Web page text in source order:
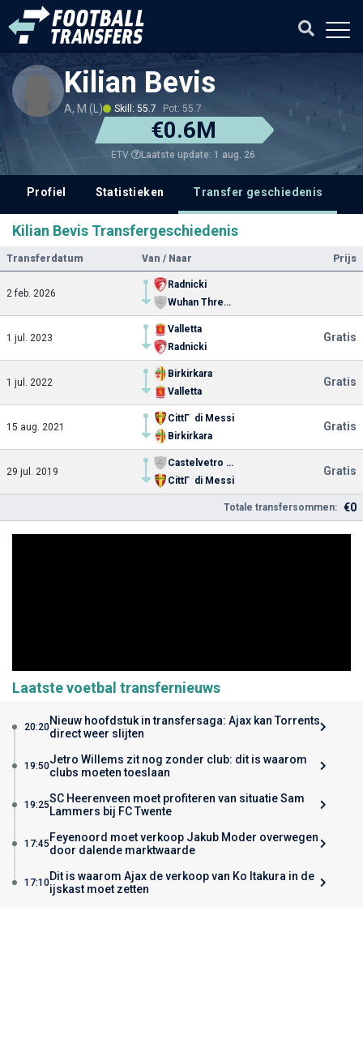
Kilian Bevis
A, M (L) Skill: 55.7 Pot: 55.7
€0.6M
ETV Laatste update: 1 aug. 26
Profiel Statistieken Transfer geschiedenis
Kilian Bevis Transfergeschiedenis
Transferdatum Van / Naar Prijs
2 feb. 2026
Radnicki
Wuhan Three Towns
1 jul. 2023
Valletta
Radnicki
Gratis
1 jul. 2022
Birkirkara
Valletta
Gratis
15 aug. 2021
CittГ di Messi
Birkirkara
Gratis
29 jul. 2019
Castelvetro Calcio
CittГ di Messi
Gratis
Totale transfersommen: €0
Laatste voetbal transfernieuws
20:20Nieuw hoofdstuk in transfersaga: Ajax kan Torrents
direct weer slijten
19:50Jetro Willems zit nog zonder club: dit is waarom
clubs moeten toeslaan
19:25SC Heerenveen moet profiteren van situatie Sam
Lammers bij FC Twente
17:45 Feyenoord moet verkoop Jakub Moder overwegen
door dalende marktwaarde
17:10Dit is waarom Ajax de verkoop van Ko Itakura in de
ijskast moet zetten